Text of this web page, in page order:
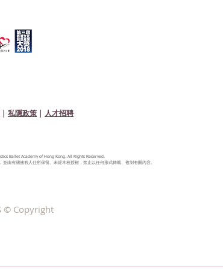
| 私隱政策 | 人才招聘
Ballet Academy of Hong Kong. All Rights Reserved.
由有關擁有人仕所保留。未經本校授權，禁止以任何形式轉載、複制有關內容。
© Copyright